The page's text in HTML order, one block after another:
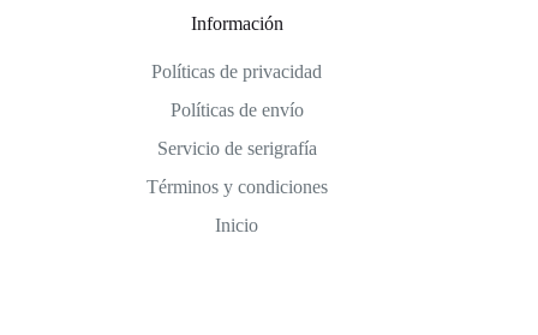
Información
Políticas de privacidad
Políticas de envío
Servicio de serigrafía
Términos y condiciones
Inicio